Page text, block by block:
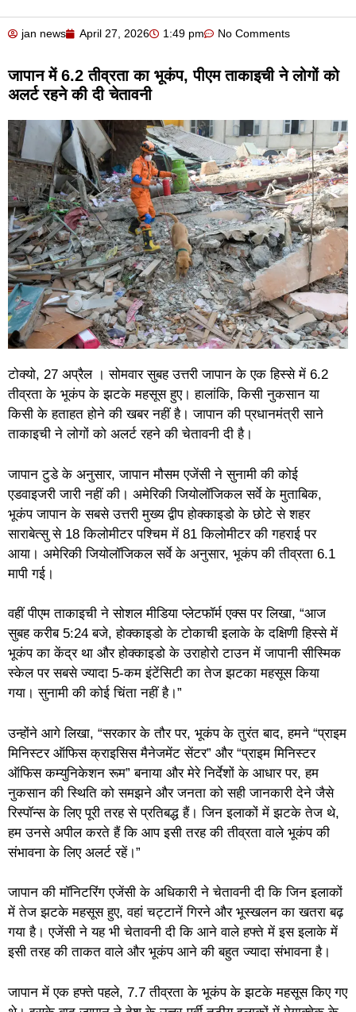
jan news April 27, 2026 1:49 pm No Comments
जापान में 6.2 तीव्रता का भूकंप, पीएम ताकाइची ने लोगों को
अलर्ट रहने की दी चेतावनी
टोक्यो, 27 अप्रैल । सोमवार सुबह उत्तरी जापान के एक हिस्से में 6.2
तीव्रता के भूकंप के झटके महसूस हुए। हालांकि, किसी नुकसान या
किसी के हताहत होने की खबर नहीं है। जापान की प्रधानमंत्री साने
ताकाइची ने लोगों को अलर्ट रहने की चेतावनी दी है।
जापान टुडे के अनुसार, जापान मौसम एजेंसी ने सुनामी की कोई
एडवाइजरी जारी नहीं की। अमेरिकी जियोलॉजिकल सर्वे के मुताबिक,
भूकंप जापान के सबसे उत्तरी मुख्य द्वीप होक्काइडो के छोटे से शहर
साराबेत्सु से 18 किलोमीटर पश्चिम में 81 किलोमीटर की गहराई पर
आया। अमेरिकी जियोलॉजिकल सर्वे के अनुसार, भूकंप की तीव्रता 6.1
मापी गई।
वहीं पीएम ताकाइची ने सोशल मीडिया प्लेटफॉर्म एक्स पर लिखा, “आज
सुबह करीब 5:24 बजे, होक्काइडो के टोकाची इलाके के दक्षिणी हिस्से में
भूकंप का केंद्र था और होक्काइडो के उराहोरो टाउन में जापानी सीस्मिक
स्केल पर सबसे ज्यादा 5-कम इंटेंसिटी का तेज झटका महसूस किया
गया। सुनामी की कोई चिंता नहीं है।”
उन्होंने आगे लिखा, “सरकार के तौर पर, भूकंप के तुरंत बाद, हमने “प्राइम
मिनिस्टर ऑफिस क्राइसिस मैनेजमेंट सेंटर” और “प्राइम मिनिस्टर
ऑफिस कम्युनिकेशन रूम” बनाया और मेरे निर्देशों के आधार पर, हम
नुकसान की स्थिति को समझने और जनता को सही जानकारी देने जैसे
रिस्पॉन्स के लिए पूरी तरह से प्रतिबद्ध हैं। जिन इलाकों में झटके तेज थे,
हम उनसे अपील करते हैं कि आप इसी तरह की तीव्रता वाले भूकंप की
संभावना के लिए अलर्ट रहें।”
जापान की मॉनिटरिंग एजेंसी के अधिकारी ने चेतावनी दी कि जिन इलाकों
में तेज झटके महसूस हुए, वहां चट्टानें गिरने और भूस्खलन का खतरा बढ़
गया है। एजेंसी ने यह भी चेतावनी दी कि आने वाले हफ्ते में इस इलाके में
इसी तरह की ताकत वाले और भूकंप आने की बहुत ज्यादा संभावना है।
जापान में एक हफ्ते पहले, 7.7 तीव्रता के भूकंप के झटके महसूस किए गए